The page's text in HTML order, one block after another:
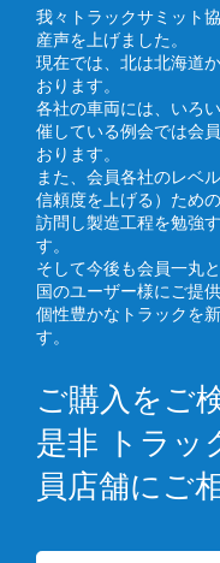
我々トラックサミット
産声を上げました。
現在では、北は北海道
おります。
各社の車両には、いろ
催している例会では会
おります。
また、会員各社のレベ
信頼度を上げる）ため
訪問し製造工程を勉強
す。
そして今後も会員一丸
国のユーザー様にご提
個性豊かなトラックを
す。
ご購入をご
是非 トラッ
員店舗にご